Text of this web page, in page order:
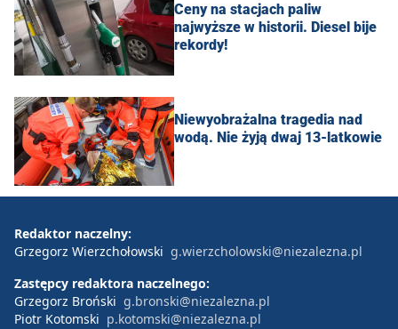
Ceny na stacjach paliw
najwyższe w historii. Diesel bije
rekordy!
Niewyobrażalna tragedia nad
wodą. Nie żyją dwaj 13-latkowie
Redaktor naczelny:
Grzegorz Wierzchołowski g.wierzcholowski@niezalezna.pl
Zastępcy redaktora naczelnego:
Grzegorz Broński g.bronski@niezalezna.pl
Piotr Kotomski p.kotomski@niezalezna.pl